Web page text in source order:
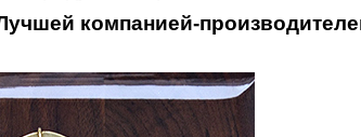
компанией-